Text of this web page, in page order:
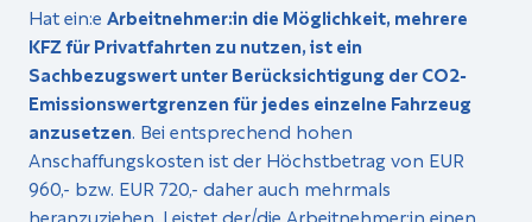
Hat ein:e Arbeitnehmer:in die Möglichkeit, mehrere
KFZ für Privatfahrten zu nutzen, ist ein
Sachbezugswert unter Berücksichtigung der CO2-
Emissionswertgrenzen für jedes einzelne Fahrzeug
anzusetzen. Bei entsprechend hohen
Anschaffungskosten ist der Höchstbetrag von EUR
960,- bzw. EUR 720,- daher auch mehrmals
heranzuziehen. Leistet der/die Arbeitnehmer:in einen